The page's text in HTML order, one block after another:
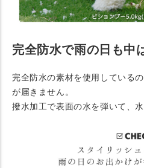
完全防水で雨の日も中
完全防水の素材を使用している
が届きません。
撥水加工で表面の水を弾いて、